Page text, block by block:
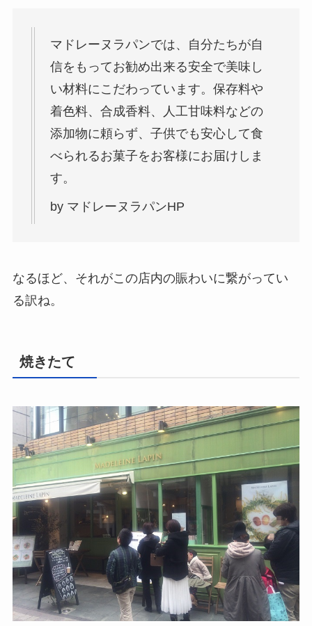
マドレーヌラパンでは、自分たちが自
信をもってお勧め出来る安全で美味し
い材料にこだわっています。保存料や
着色料、合成香料、人工甘味料などの
添加物に頼らず、子供でも安心して食
べられるお菓子をお客様にお届けしま
す。
by マドレーヌラパンHP
なるほど、それがこの店内の賑わいに繋がってい
る訳ね。
焼きたて